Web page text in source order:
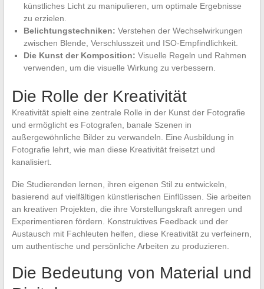
künstliches Licht zu manipulieren, um optimale Ergebnisse
zu erzielen.
Belichtungstechniken: Verstehen der Wechselwirkungen
zwischen Blende, Verschlusszeit und ISO-Empfindlichkeit.
Die Kunst der Komposition: Visuelle Regeln und Rahmen
verwenden, um die visuelle Wirkung zu verbessern.
Die Rolle der Kreativität
Kreativität spielt eine zentrale Rolle in der Kunst der Fotografie
und ermöglicht es Fotografen, banale Szenen in
außergewöhnliche Bilder zu verwandeln. Eine Ausbildung in
Fotografie lehrt, wie man diese Kreativität freisetzt und
kanalisiert.
Die Studierenden lernen, ihren eigenen Stil zu entwickeln,
basierend auf vielfältigen künstlerischen Einflüssen. Sie arbeiten
an kreativen Projekten, die ihre Vorstellungskraft anregen und
Experimentieren fördern. Konstruktives Feedback und der
Austausch mit Fachleuten helfen, diese Kreativität zu verfeinern,
um authentische und persönliche Arbeiten zu produzieren.
Die Bedeutung von Material und